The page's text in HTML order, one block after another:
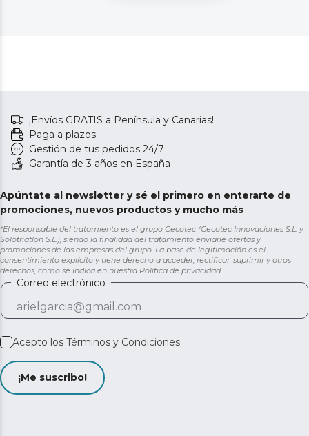
¡Envíos GRATIS a Península y Canarias!
Paga a plazos
Gestión de tus pedidos 24/7
Garantía de 3 años en España
Apúntate al newsletter y sé el primero en enterarte de
promociones, nuevos productos y mucho más
*El responsable del tratamiento es el grupo Cecotec (Cecotec Innovaciones S.L. y
Solotriatlon S.L.), siendo la finalidad del tratamiento enviarle ofertas y
promociones de las empresas del grupo. La base de legitimación es el
consentimiento explícito y tiene derecho a acceder, rectificar, suprimir y otros
derechos, como se indica en nuestra Política de privacidad
Correo electrónico
Acepto los Términos y Condiciones
¡Me suscribo!